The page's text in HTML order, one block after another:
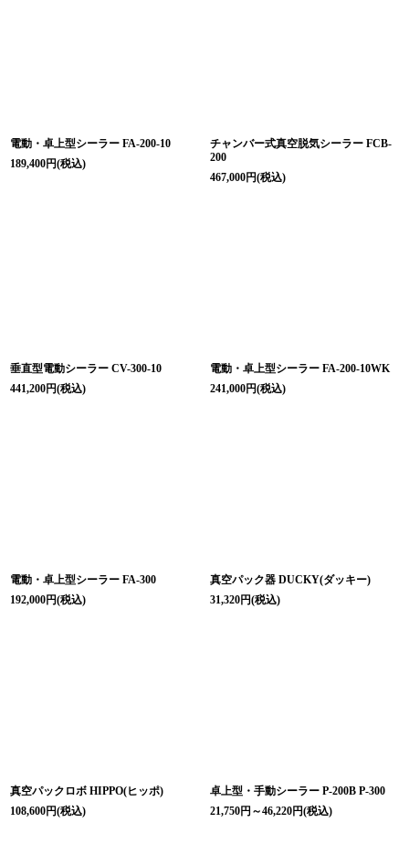
電動・卓上型シーラー FA-200-10
189,400円(税込)
チャンバー式真空脱気シーラー FCB-
200
467,000円(税込)
垂直型電動シーラー CV-300-10
441,200円(税込)
電動・卓上型シーラー FA-200-10WK
241,000円(税込)
電動・卓上型シーラー FA-300
192,000円(税込)
真空パック器 DUCKY(ダッキー)
31,320円(税込)
真空パックロボ HIPPO(ヒッポ)
108,600円(税込)
卓上型・手動シーラー P-200B P-300
21,750円 ～46,220円(税込)